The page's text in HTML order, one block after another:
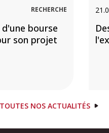
RECHERCHE
bourse
son projet
TOUTES NOS ACTUALITÉS